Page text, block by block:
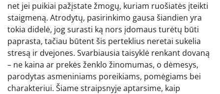
net jei puikiai pažįstate žmogų, kuriam ruošiatės įteikti
staigmeną. Atrodytų, pasirinkimo gausa šiandien yra
tokia didelė, jog surasti ką nors įdomaus turėtų būti
paprasta, tačiau būtent šis perteklius neretai sukelia
stresą ir dvejones. Svarbiausia taisyklė renkant dovaną
– ne kaina ar prekės ženklo žinomumas, o dėmesys,
parodytas asmeniniams poreikiams, pomėgiams bei
charakteriui. Šiame straipsnyje aptarsime, kaip